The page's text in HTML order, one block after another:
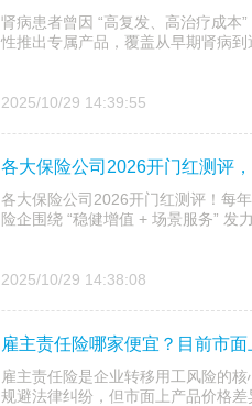
肾病患者曾因 “高复发、高治疗成本
性推出专属产品，覆盖从早期肾病
2025/10/29 14:39:55
各大保险公司2026开门红测评
各大保险公司2026开门红测评！每
险企围绕 “稳健增值 + 场景服务” 发
2025/10/29 14:38:08
雇主责任险哪家便宜？目前市
雇主责任险是企业转移用工风险的
规避法律纠纷，但市面上产品价格差